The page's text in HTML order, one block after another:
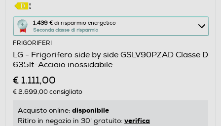
1.439 € di risparmio energetico
Seconda classe di risparmio
Questa
azione
aprirà
il
Calcolatore
di
risparmio
energetico
di
FRIGORIFERI
LG - Frigorifero side by side GSLV90PZAD Classe D
635lt-Acciaio inossidabile
€ 1.111,00
€ 2.699,00consigliato
Acquisto online: disponibile
Ritiro in negozio in 30' gratuito: verifica